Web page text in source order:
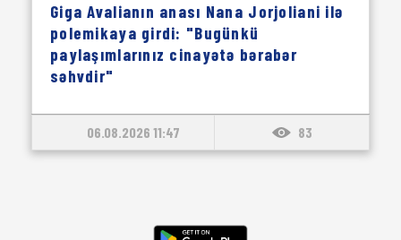
Giga Avalianın anası Nana Jorjoliani ilə
polemikaya girdi: "Bugünkü
paylaşımlarınız cinayətə bərabər
səhvdir"
06.08.2026 11:47 83